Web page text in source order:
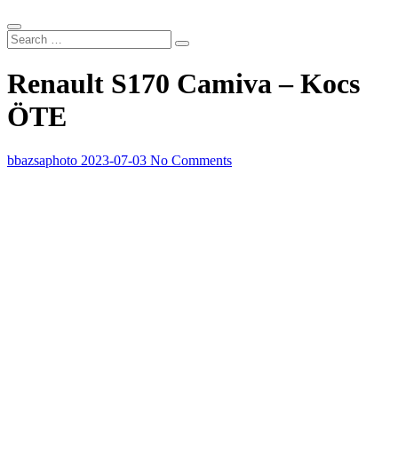
Renault S170 Camiva – Kocs
ÖTE
bbazsaphoto 2023-07-03 No Comments